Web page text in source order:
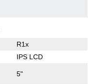
R1x
IPS LCD
5"